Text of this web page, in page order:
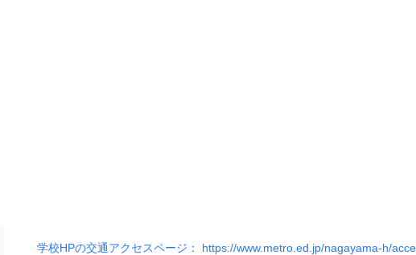
学校HPの交通アクセスページ： https://www.metro.ed.jp/nagayama-h/